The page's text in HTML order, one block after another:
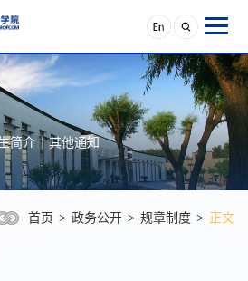
简介 其他通知
首页 > 政务公开 > 规章制度 > 正文